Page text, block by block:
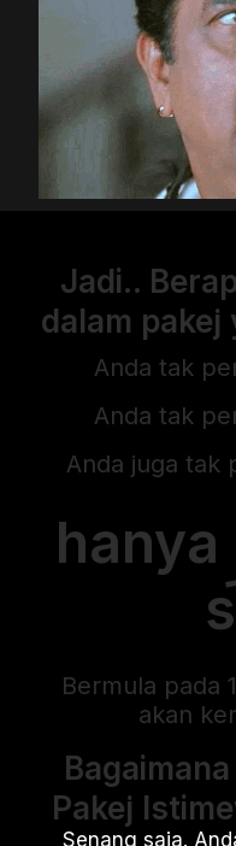
Jadi..
dalam pakej
Anda tak
Anda tak
Anda juga tak
hanya
Bermula pada
akan
Pakej
Senang saja.